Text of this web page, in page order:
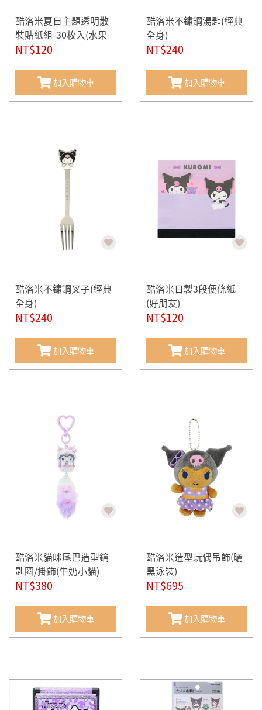
酷洛米夏日主題透明散
裝貼紙組-30枚入(水果
氣泡飲)
NT$120
加入購物車
酷洛米不鏽鋼湯匙(經典
全身)
NT$240
加入購物車
酷洛米不鏽鋼叉子(經典
全身)
NT$240
加入購物車
酷洛米日製3段便條紙
(好朋友)
NT$120
加入購物車
酷洛米貓咪尾巴造型鑰
匙圈/掛飾(牛奶小貓)
NT$380
加入購物車
酷洛米造型玩偶吊飾(曬
黑泳裝)
NT$695
加入購物車